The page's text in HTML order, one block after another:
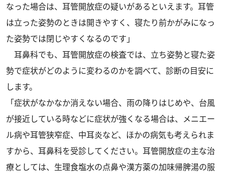
なった場合は、耳管開放症の疑いがあるといえます。耳管
は立った姿勢のときは開きやすく、寝たり前かがみになっ
た姿勢では閉じやすくなるのです」
耳鼻科でも、耳管開放症の検査では、立ち姿勢と寝た姿
勢で症状がどのように変わるのかを調べて、診断の目安に
します。
「症状がなかなか消えない場合、雨の降りはじめや、台風
が接近している時などに症状が強くなる場合は、メニエー
ル病や耳管狭窄症、中耳炎など、ほかの病気も考えられま
すから、耳鼻科を受診してください。耳管開放症の主な治
療としては、生理食塩水の点鼻や漢方薬の加味帰脾湯の服